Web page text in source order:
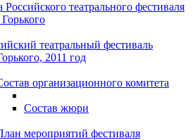
Российского театрального фестиваля
театральный фестиваль
2011 год
организационного комитета
Состав жюри
мероприятий фестиваля